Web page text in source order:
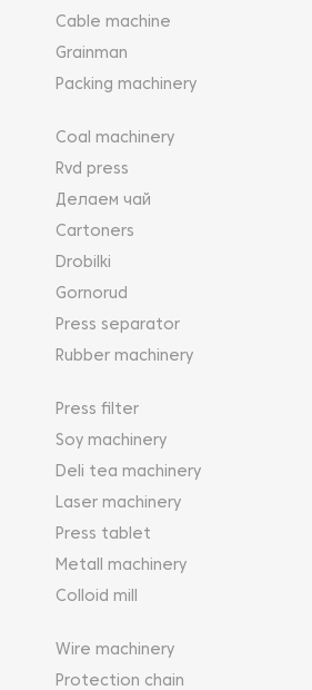
Cable machine
Grainman
Packing machinery
Coal machinery
Rvd press
Делаем чай
Cartoners
Drobilki
Gornorud
Press separator
Rubber machinery
Press filter
Soy machinery
Deli tea machinery
Laser machinery
Press tablet
Metall machinery
Colloid mill
Wire machinery
Protection chain